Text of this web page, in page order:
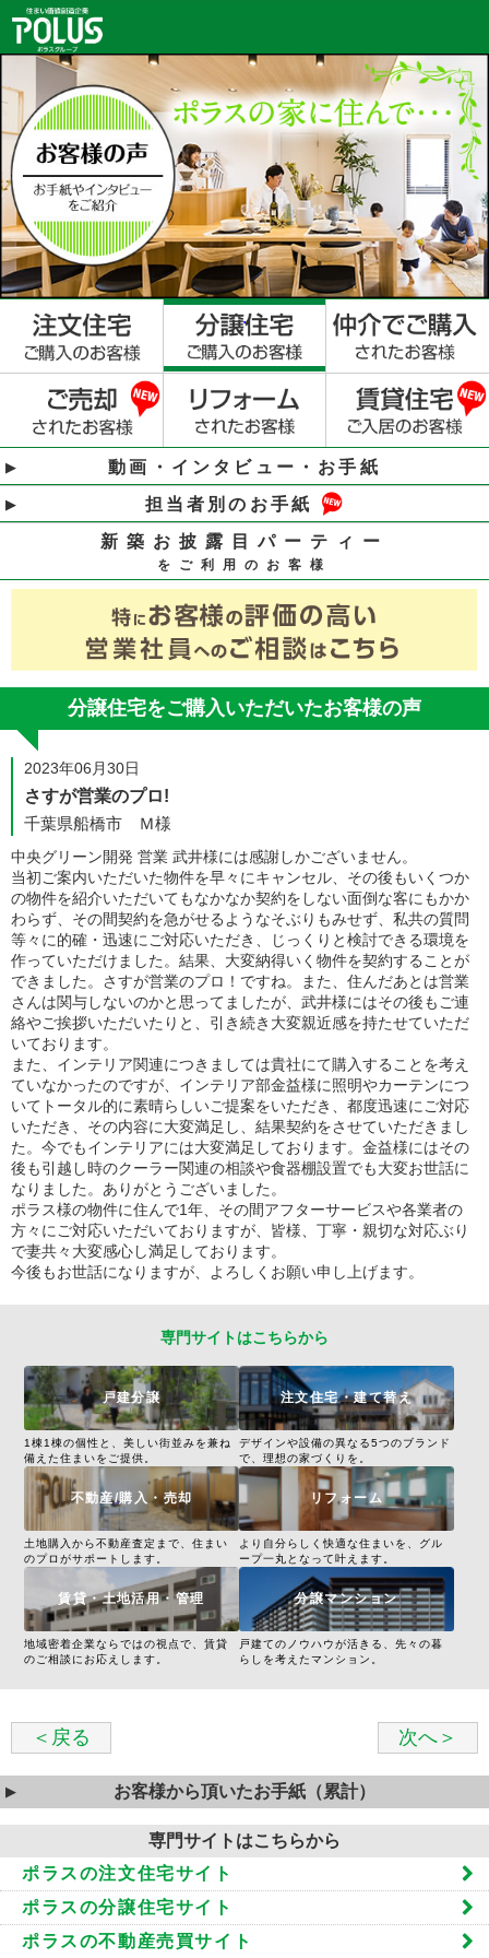
動画・インタビュー・お手紙
担当者別のお手紙
新築お披露目パーティー
をご利用のお客様
分譲住宅をご購入いただいたお客様の声
2023年06月30日
さすが営業のプロ!
千葉県船橋市 Ｍ様
中央グリーン開発 営業 武井様には感謝しかございません。
当初ご案内いただいた物件を早々にキャンセル、その後もいくつか
の物件を紹介いただいてもなかなか契約をしない面倒な客にもかか
わらず、その間契約を急がせるようなそぶりもみせず、私共の質問
等々に的確・迅速にご対応いただき、じっくりと検討できる環境を
作っていただけました。結果、大変納得いく物件を契約することが
できました。さすが営業のプロ！ですね。また、住んだあとは営業
さんは関与しないのかと思ってましたが、武井様にはその後もご連
絡やご挨拶いただいたりと、引き続き大変親近感を持たせていただ
いております。
また、インテリア関連につきましては貴社にて購入することを考え
ていなかったのですが、インテリア部金益様に照明やカーテンにつ
いてトータル的に素晴らしいご提案をいただき、都度迅速にご対応
いただき、その内容に大変満足し、結果契約をさせていただきまし
た。今でもインテリアには大変満足しております。金益様にはその
後も引越し時のクーラー関連の相談や食器棚設置でも大変お世話に
なりました。ありがとうございました。
ポラス様の物件に住んで1年、その間アフターサービスや各業者の
方々にご対応いただいておりますが、皆様、丁寧・親切な対応ぶり
で妻共々大変感心し満足しております。
今後もお世話になりますが、よろしくお願い申し上げます。
専門サイトはこちらから
戸建分譲
1棟1棟の個性と、美しい街並みを兼ね
備えた住まいをご提供。
注文住宅・建て替え
デザインや設備の異なる5つのブランド
で、理想の家づくりを。
不動産/購入・売却
土地購入から不動産査定まで、住まい
のプロがサポートします。
リフォーム
より自分らしく快適な住まいを、グル
ープ一丸となって叶えます。
賃貸・土地活用・管理
地域密着企業ならではの視点で、賃貸
のご相談にお応えします。
分譲マンション
戸建てのノウハウが活きる、先々の暮
らしを考えたマンション。
＜戻る 次へ＞
お客様から頂いたお手紙（累計）
専門サイトはこちらから
ポラスの注文住宅サイト
ポラスの分譲住宅サイト
ポラスの不動産売買サイト